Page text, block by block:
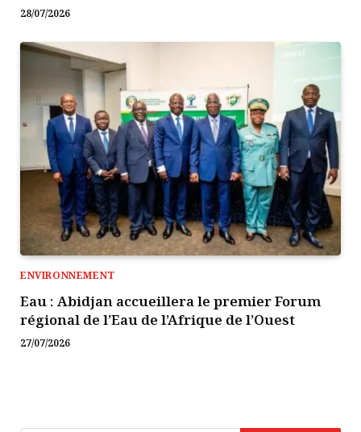
28/07/2026
ENVIRONNEMENT
Eau : Abidjan accueillera le premier Forum
régional de l’Eau de l’Afrique de l’Ouest
27/07/2026